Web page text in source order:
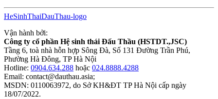
HeSinhThaiDauThau-logo
Vận hành bởi:
Công ty cổ phần Hệ sinh thái Đấu Thầu (HSTDT.,JSC)
Tầng 6, toà nhà hỗn hợp Sông Đà, Số 131 Đường Trần Phú,
Phường Hà Đông, TP Hà Nội
Hotline: 0904.634.288 hoặc 024.8888.4288
Email: contact@dauthau.asia;
MSDN: 0110063972, do Sở KH&ĐT TP Hà Nội cấp ngày
18/07/2022.